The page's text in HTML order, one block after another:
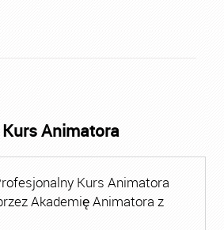
Animatora
Kurs Animatora
Akademię Animatora z